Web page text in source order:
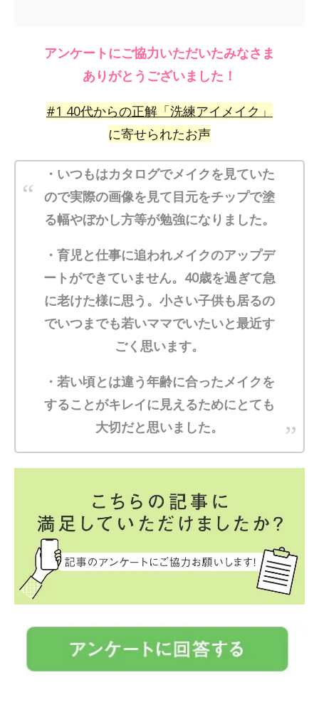
アンケートにご協力いただいたみなさま
ありがとうございました！
#1 40代からの正解「洗練アイメイク」
に寄せられたお声
・いつもはカタログでメイクを見ていた
ので実際の画像を見て目元をチップで塗
る幅やぼかし方等が勉強になりました。
・育児と仕事に追われメイクのアップデ
ートができていません。40歳を過ぎて急
に老けた様に思う。小さい子供も居るの
でいつまでも若いママでいたいと最近す
ごく思います。
・若い頃とは違う年齢に合ったメイクを
することがキレイに見えるためにとても
大切だと思いました。